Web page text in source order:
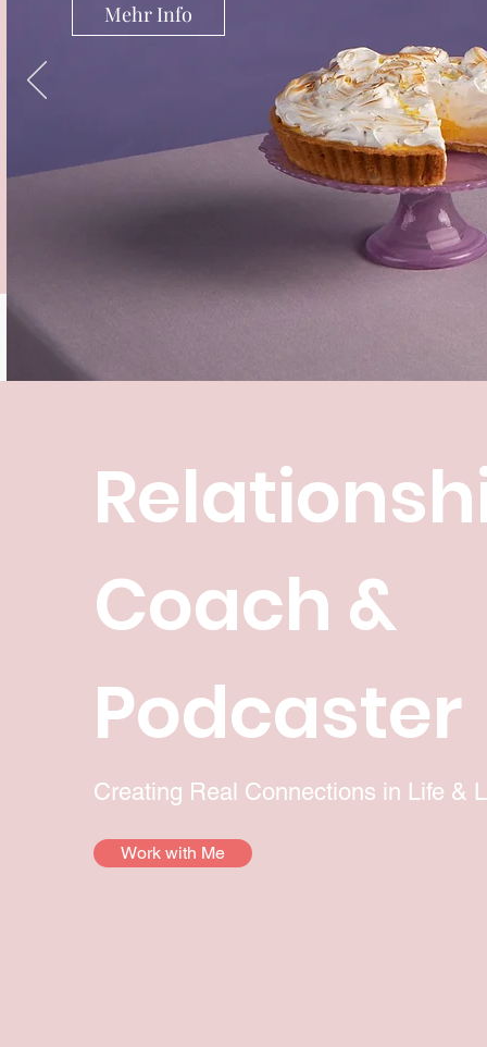
Mehr Info
Coach &
Podcaster
Creating Real Connections in Life &
Work with Me